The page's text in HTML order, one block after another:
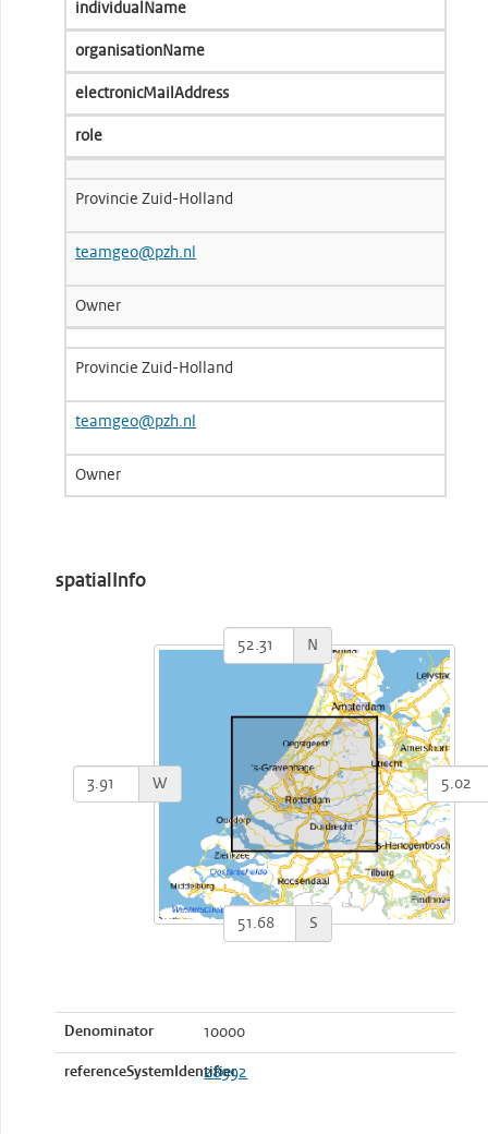
individualName
organisationName
electronicMailAddress
role
Provincie Zuid-Holland
teamgeo@pzh.nl
Owner
Provincie Zuid-Holland
teamgeo@pzh.nl
Owner
spatialInfo
N
S
W
Denominator 10000
referenceSystemIdentifier
28992